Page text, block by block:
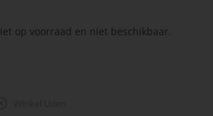
op voorraad en niet beschikbaar.